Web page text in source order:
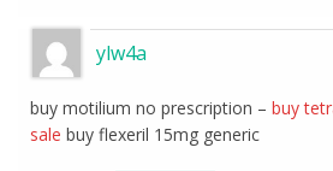
ylw4a
buy motilium no prescription –buy
sale buy flexeril 15mg generic